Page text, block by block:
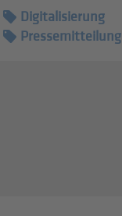
Digitalisierung
Pressemitteilung